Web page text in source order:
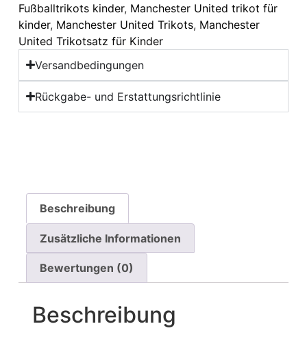
Fußballtrikots kinder, Manchester United trikot für
kinder, Manchester United Trikots, Manchester
United Trikotsatz für Kinder
Versandbedingungen
Rückgabe- und Erstattungsrichtlinie
Beschreibung
Zusätzliche Informationen
Bewertungen (0)
Beschreibung